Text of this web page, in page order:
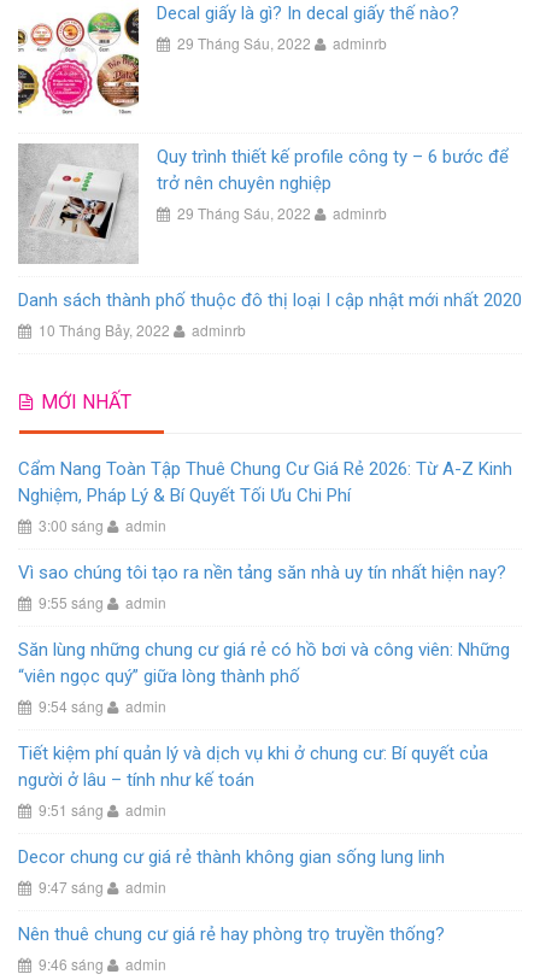
Decal giấy là gì? In decal giấy thế nào?
29 Tháng Sáu, 2022 adminrb
Quy trình thiết kế profile công ty – 6 bước để
trở nên chuyên nghiệp
29 Tháng Sáu, 2022 adminrb
Danh sách thành phố thuộc đô thị loại I cập nhật mới nhất 2020
10 Tháng Bảy, 2022 adminrb
MỚI NHẤT
Cẩm Nang Toàn Tập Thuê Chung Cư Giá Rẻ 2026: Từ A-Z Kinh
Nghiệm, Pháp Lý & Bí Quyết Tối Ưu Chi Phí
3:00 sáng admin
Vì sao chúng tôi tạo ra nền tảng săn nhà uy tín nhất hiện nay?
9:55 sáng admin
Săn lùng những chung cư giá rẻ có hồ bơi và công viên: Những
“viên ngọc quý” giữa lòng thành phố
9:54 sáng admin
Tiết kiệm phí quản lý và dịch vụ khi ở chung cư: Bí quyết của
người ở lâu – tính như kế toán
9:51 sáng admin
Decor chung cư giá rẻ thành không gian sống lung linh
9:47 sáng admin
Nên thuê chung cư giá rẻ hay phòng trọ truyền thống?
9:46 sáng admin